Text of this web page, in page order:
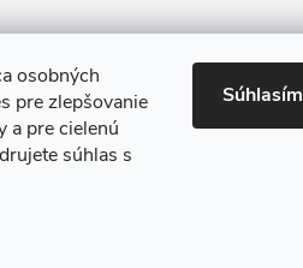
osobných
pre zlepšovanie
a pre cielenú
súhlas s
Súhlasím